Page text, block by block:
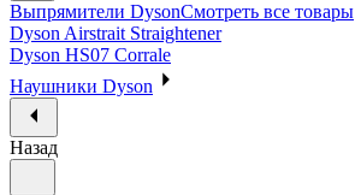
Выпрямители DysonСмотреть все товары
Dyson Airstrait Straightener
Dyson HS07 Corrale
Наушники Dyson
Назад